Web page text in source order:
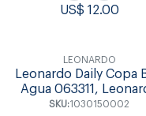
US$ 12.00
LEONARDO
Leonardo Daily Copa
Agua 063311,
SKU:1030150002